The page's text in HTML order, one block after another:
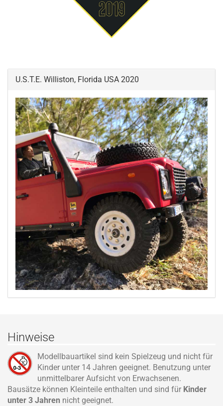
U.S.T.E. Williston, Florida USA 2020
Hinweise
Modellbauartikel sind kein Spielzeug und nicht für
Kinder unter 14 Jahren geeignet. Benutzung unter
unmittelbarer Aufsicht von Erwachsenen.
Bausätze können Kleinteile enthalten und sind für Kinder
unter 3 Jahren nicht geeignet.